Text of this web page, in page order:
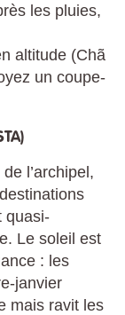
les pluies,
altitude (Chã
un coupe-
l’archipel,
quasi-
Le soleil est
: les
janvier
mais ravit les